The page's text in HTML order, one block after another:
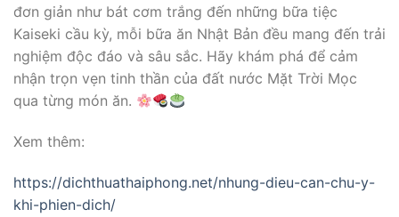
đơn giản như bát cơm trắng đến những bữa tiệc
Kaiseki cầu kỳ, mỗi bữa ăn Nhật Bản đều mang đến trải
nghiệm độc đáo và sâu sắc. Hãy khám phá để cảm
nhận trọn vẹn tinh thần của đất nước Mặt Trời Mọc
qua từng món ăn.
Xem thêm:
https://dichthuathaiphong.net/nhung-dieu-can-chu-y-
khi-phien-dich/